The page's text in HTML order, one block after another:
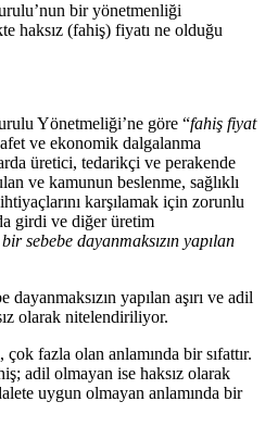
bir yönetmenliği
haksız (fahiş) fiyatı ne olduğu
Yönetmeliği’ne göre “fahiş fiyat
ve ekonomik dalgalanma
üretici, tedarikçi ve perakende
ve kamunun beslenme, sağlıklı
karşılamak için zorunlu
girdi ve diğer üretim
sebebe dayanmaksızın yapılan
dayanmaksızın yapılan aşırı ve adil
olarak nitelendiriliyor.
fazla olan anlamında bir sıfattır.
adil olmayan ise haksız olarak
uygun olmayan anlamında bir